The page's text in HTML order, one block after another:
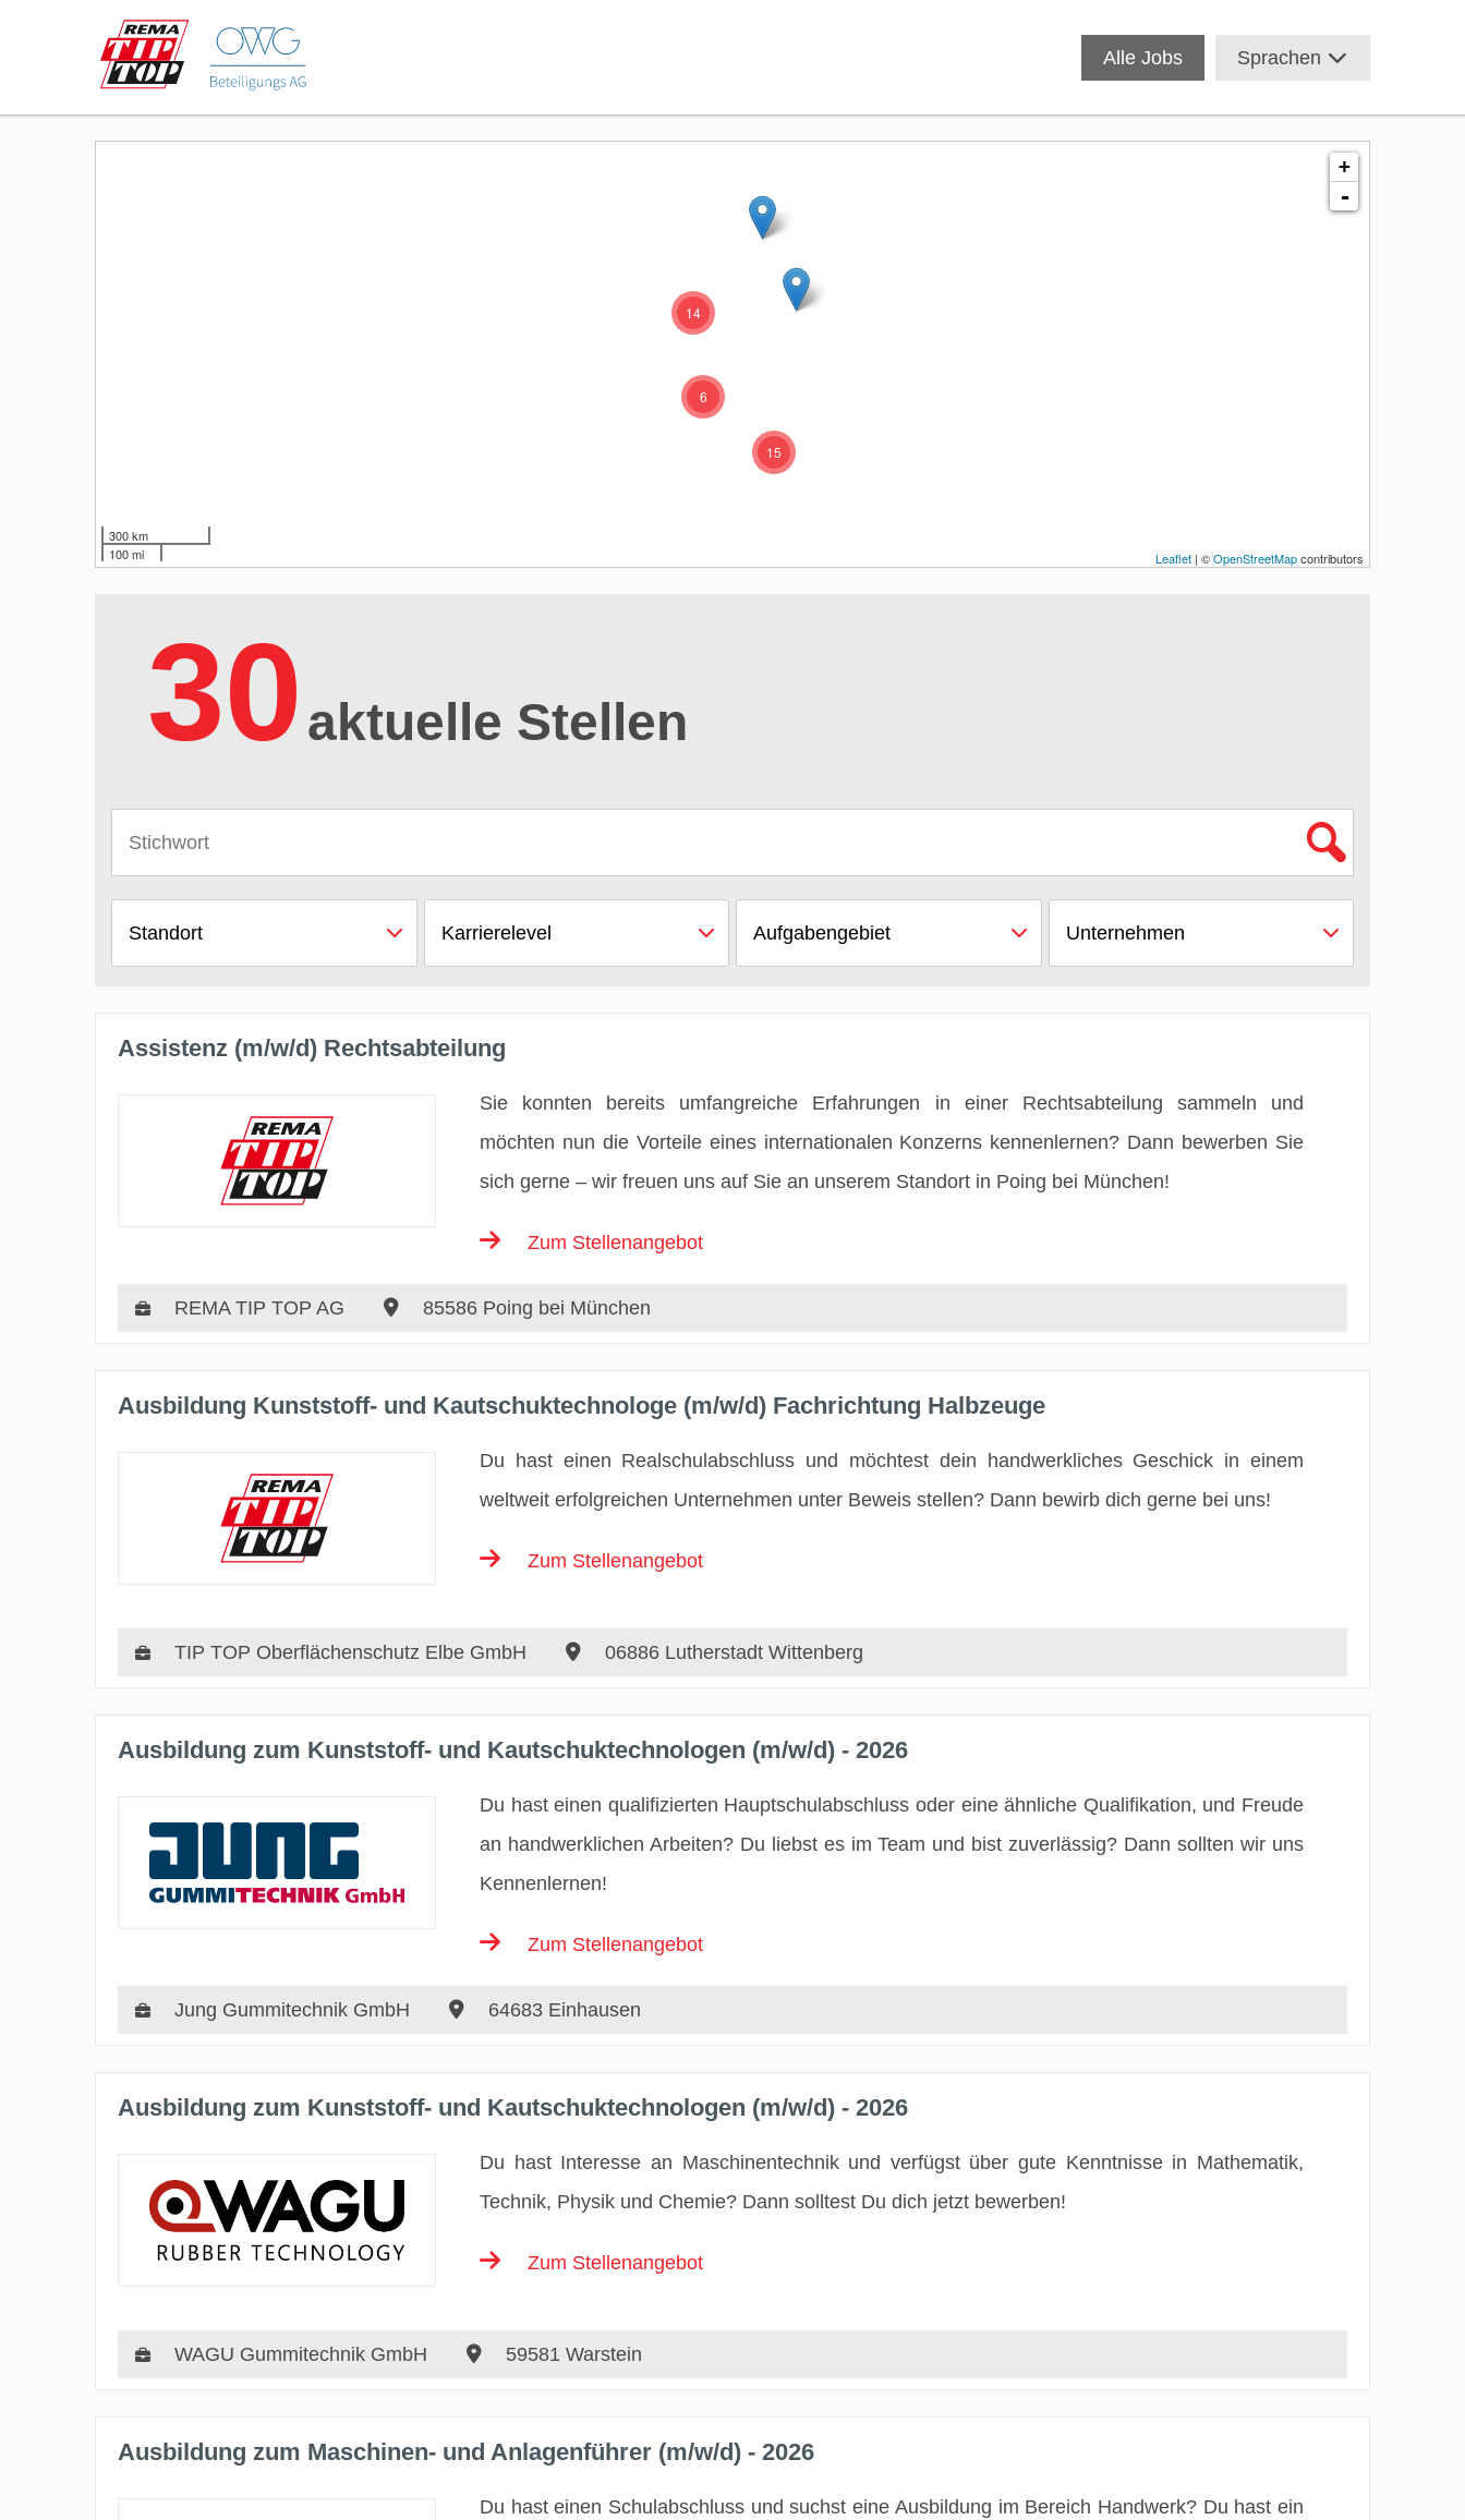
Alle Jobs Sprachen
6
15
14
+
-
300 km
100 mi
Leaflet | ©OpenStreetMapcontributors
30 aktuelle Stellen
Standort Karrierelevel Aufgabengebiet Unternehmen
Assistenz (m/w/d) Rechtsabteilung
Sie konnten bereits umfangreiche Erfahrungen in einer Rechtsabteilung sammeln und
möchten nun die Vorteile eines internationalen Konzerns kennenlernen? Dann bewerben Sie
sich gerne – wir freuen uns auf Sie an unserem Standort in Poing bei München!
Zum Stellenangebot
REMA TIP TOP AG 85586 Poing bei München
Ausbildung Kunststoff- und Kautschuktechnologe (m/w/d) Fachrichtung Halbzeuge
Du hast einen Realschulabschluss und möchtest dein handwerkliches Geschick in einem
weltweit erfolgreichen Unternehmen unter Beweis stellen? Dann bewirb dich gerne bei uns!
Zum Stellenangebot
TIP TOP Oberflächenschutz Elbe GmbH 06886 Lutherstadt Wittenberg
Ausbildung zum Kunststoff- und Kautschuktechnologen (m/w/d) - 2026
Du hast einen qualifizierten Hauptschulabschluss oder eine ähnliche Qualifikation, und Freude
an handwerklichen Arbeiten? Du liebst es im Team und bist zuverlässig? Dann sollten wir uns
Kennenlernen!
Zum Stellenangebot
Jung Gummitechnik GmbH 64683 Einhausen
Ausbildung zum Kunststoff- und Kautschuktechnologen (m/w/d) - 2026
Du hast Interesse an Maschinentechnik und verfügst über gute Kenntnisse in Mathematik,
Technik, Physik und Chemie? Dann solltest Du dich jetzt bewerben!
Zum Stellenangebot
WAGU Gummitechnik GmbH 59581 Warstein
Ausbildung zum Maschinen- und Anlagenführer (m/w/d) - 2026
Du hast einen Schulabschluss und suchst eine Ausbildung im Bereich Handwerk? Du hast ein